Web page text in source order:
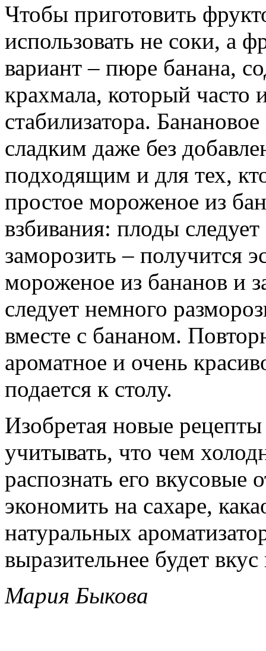
Чтобы приготовить
использовать не соки, а
вариант – пюре банана,
крахмала, который часто
стабилизатора.
сладким даже без
подходящим и для тех,
простое мороженое из
взбивания: плоды
заморозить – получится
мороженое из бананов и
следует немного
вместе с бананом.
ароматное и очень
подается к столу.
Изобретая новые
учитывать, что чем
распознать его вкусовые
экономить на сахаре,
натуральных
выразительнее будет
Мария Быкова